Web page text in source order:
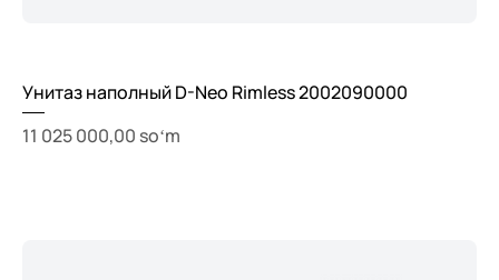
Унитаз наполный D-Neo Rimless 2002090000
Price
11 025 000,00 soʻm